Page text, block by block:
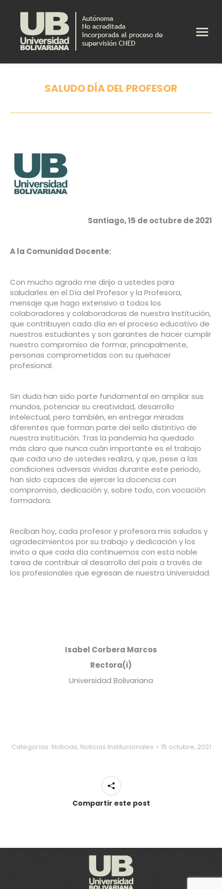
SALUDO DÍA DEL PROFESOR
Santiago, 15 de octubre de 2021
A la Comunidad Docente:
Con mucho agrado me dirijo a ustedes para
saludarles en el Día del Profesor y la Profesora,
mensaje que hago extensivo a todos los
colaboradores y colaboradoras de nuestra Institución,
que contribuyen cada día en el proceso educativo de
nuestros estudiantes y son garantes de hacer cumplir
nuestro compromiso de formar, principalmente,
personas comprometidas con su quehacer
profesional.
Sin duda han sido parte fundamental en ampliar sus
mundos, potenciar su creatividad, desarrollo
intelectual, pero también, en entregar miradas
diferentes que forman parte del sello distintivo de
nuestra Institución. Tras la pandemia ha quedado
más claro que nunca cuán importante es el trabajo
que cada uno de ustedes realiza, y que, pese a las
condiciones adversas vividas durante este periodo,
han sido capaces de ejercer la docencia con
compromiso, dedicación y, sobre todo, con vocación
formadora.
Reciban hoy, cada profesor y profesora mis saludos y
agradecimientos por su trabajo y dedicación y los
invito a que cada día continuemos con esta noble
tarea de contribuir al desarrollo del país a través de
los profesionales que egresan de nuestra Universidad.
Isabel Corbera Marcos
Rectora(i)
Universidad Bolivariana
Categorías: Noticias, Noticias Institucionales 15 octubre, 2021
Compartir este post